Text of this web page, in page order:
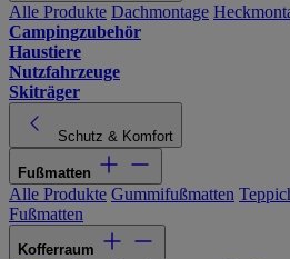
Alle Produkte Dachmontage
Campingzubehör
Haustiere
Nutzfahrzeuge
Skiträger
Schutz & Komfort
Fußmatten
Alle Produkte Gummifußmatten
Fußmatten
Kofferraum